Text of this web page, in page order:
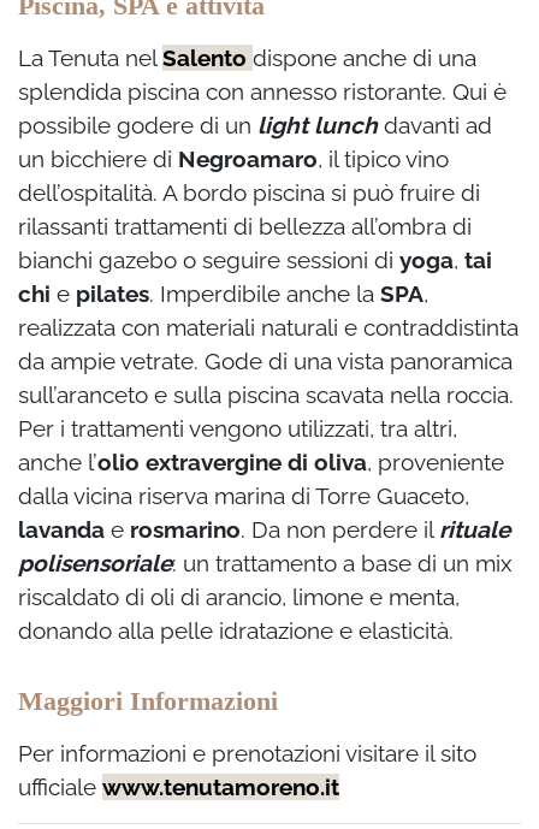
La Tenuta nelSalento dispone anche di una
splendida piscina con annesso ristorante. Qui è
possibile godere di un light lunchdavanti ad
un bicchiere di Negroamaro, il tipico vino
dell’ospitalità. A bordo piscina si può fruire di
rilassanti trattamenti di bellezza all’ombra di
bianchi gazebo o seguire sessioni di yoga, tai
chi e pilates. Imperdibile anche la SPA,
realizzata con materiali naturali e contraddistinta
da ampie vetrate. Gode di una vista panoramica
sull’aranceto e sulla piscina scavata nella roccia.
Per i trattamenti vengono utilizzati, tra altri,
anche l’olio extravergine di oliva, proveniente
dalla vicina riserva marina di Torre Guaceto,
lavanda e rosmarino. Da non perdere il rituale
polisensoriale: un trattamento a base di un mix
riscaldato di oli di arancio, limone e menta,
donando alla pelle idratazione e elasticità.
Maggiori Informazioni
Per informazioni e prenotazioni visitare il sito
ufficiale www.tenutamoreno.it